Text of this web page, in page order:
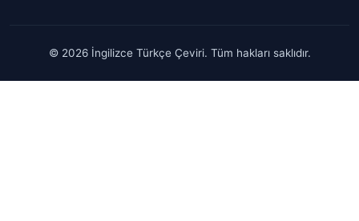
© 2026 İngilizce Türkçe Çeviri. Tüm hakları saklıdır.